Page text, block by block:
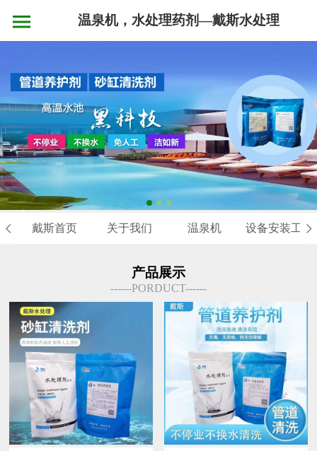
温泉机，水处理药剂—戴斯水处理
戴斯首页 关于我们 温泉机 设备安装工程
产品展示
------PORDUCT------